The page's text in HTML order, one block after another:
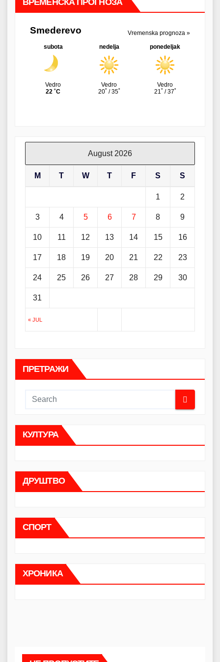
ВРЕМЕНСКА ПРОГНОЗА
August 2026
M T W T F S S
« JUL
1 2
3 4 5 6 7 8 9
10 11 12 13 14 15 16
17 18 19 20 21 22 23
24 25 26 27 28 29 30
31
ПРЕТРАЖИ
КУЛТУРА
ДРУШТВО
СПОРТ
ХРОНИКА